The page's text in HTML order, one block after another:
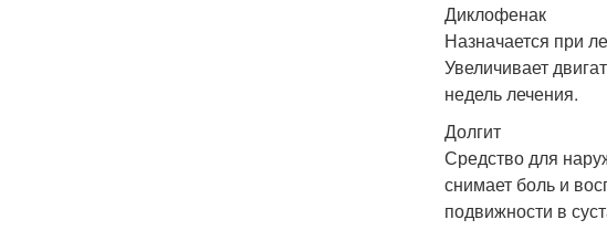
Диклофенак
Назначается при
Увеличивает
недель лечения.
Долгит
Средство для
снимает боль и
подвижности в